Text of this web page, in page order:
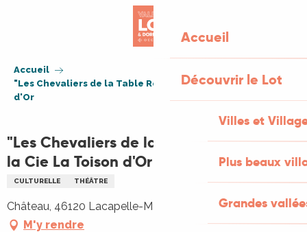
Accueil
Découvrir le Lot
Villes et
Plus beaux
Grandes
Accueil
"Les Chevaliers de la Table Ronde" par la Cie La Toison
d'Or
"Les Chevaliers de la Table Ronde" par
la Cie La Toison d'Or
CULTURELLE THÉÂTRE
Château, 46120 Lacapelle-Marival
M'y rendre